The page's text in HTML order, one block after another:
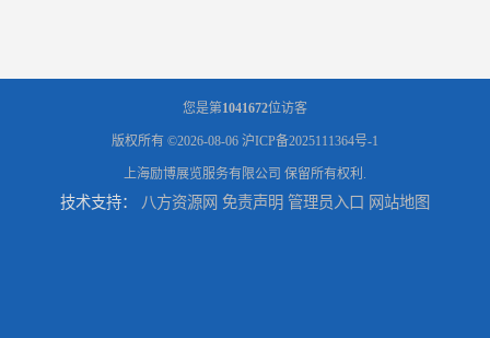
您是第1041672位访客
版权所有 ©2026-08-06 沪ICP备2025111364号-1
上海励博展览服务有限公司 保留所有权利.
技术支持： 八方资源网 免责声明 管理员入口 网站地图